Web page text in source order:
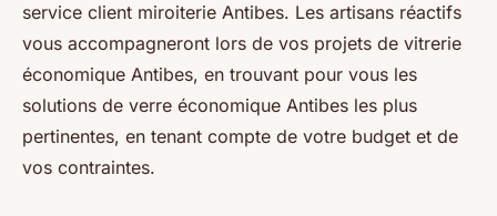
service client miroiterie Antibes. Les artisans réactifs
vous accompagneront lors de vos projets de vitrerie
économique Antibes, en trouvant pour vous les
solutions de verre économique Antibes les plus
pertinentes, en tenant compte de votre budget et de
vos contraintes.